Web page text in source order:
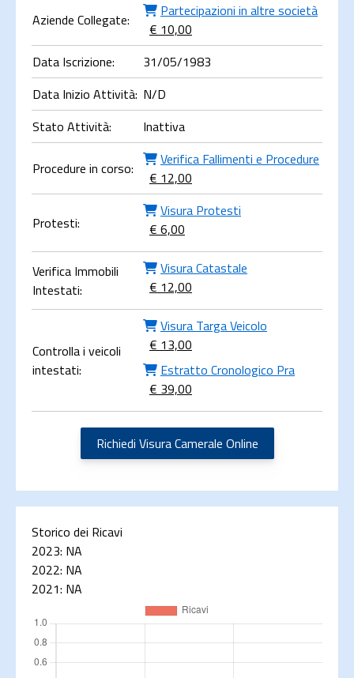
Aziende Collegate:
Partecipazioni in altre società
€ 10,00
Data Iscrizione:
31/05/1983
Data Inizio Attività: N/D
Stato Attività:
Inattiva
Procedure in corso:
Verifica Fallimenti e Procedure
€ 12,00
Protesti:
Visura Protesti
€ 6,00
Verifica Immobili
Intestati:
Visura Catastale
€ 12,00
Controlla i veicoli
intestati:
Visura Targa Veicolo
€ 13,00
Estratto Cronologico Pra
€ 39,00
Richiedi Visura Camerale Online
Storico dei Ricavi
2023: NA
2022: NA
2021: NA